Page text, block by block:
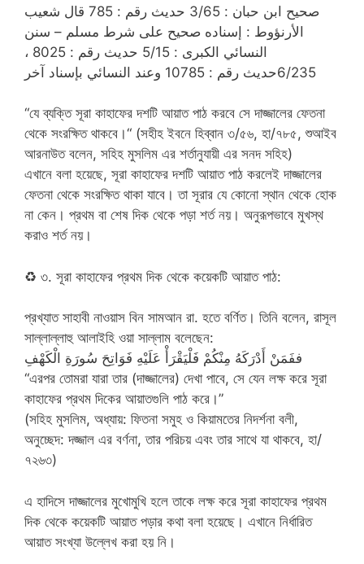
صحيح ابن حبان : 3/65 حديث رقم : 785 قال شعيب
الأرنؤوط : إسناده صحيح على شرط مسلم – سنن
النسائي الكبرى : 5/15 حديث رقم : 8025 ،
6/235حديث رقم : 10785 وعند النسائي بإسناد آخر
“যে ব্যক্তি সূরা কাহাফের দশটি আয়াত পাঠ করবে সে দাজ্জালের ফেতনা
থেকে সংরক্ষিত থাকবে।“ (সহীহ ইবনে হিব্বান ৩/৫৬, হা/৭৮৫, শুআইব
আরনাউত বলেন, সহিহ মুসলিম এর শর্তানুযায়ী এর সনদ সহিহ)
এখানে বলা হয়েছে, সূরা কাহাফের দশটি আয়াত পাঠ করলেই দাজ্জালের
ফেতনা থেকে সংরক্ষিত থাকা যাবে। তা সূরার যে কোনো স্থান থেকে হোক
না কেন। প্রথম বা শেষ দিক থেকে পড়া শর্ত নয়। অনুরূপভাবে মুখস্থ
করাও শর্ত নয়।
♻ ৩. সূরা কাহাফের প্রথম দিক থেকে কয়েকটি আয়াত পাঠ:
প্রখ্যাত সাহাবী নাওয়াস বিন সামআন রা. হতে বর্ণিত। তিনি বলেন, রাসূল
সাল্লাল্লাহু আলাইহি ওয়া সাল্লাম বলেছেন:
ففَمَنْ أَدْرَكَهُ مِنْكُمْ فَلْيَقْرَأْ عَلَيْهِ فَوَاتِحَ سُورَةِ الْكَهْفِ
“এরপর তোমরা যারা তার (দাজ্জালের) দেখা পাবে, সে যেন লক্ষ করে সূরা
কাহাফের প্রথম দিকের আয়াতগুলি পাঠ করে।”
(সহিহ মুসলিম, অধ্যায়: ফিতনা সমুহ ও কিয়ামতের নিদর্শনা বলী,
অনুচ্ছেদ: দজ্জাল এর বর্ণনা, তার পরিচয় এবং তার সাথে যা থাকবে, হা/
৭২৬৩)
এ হাদিসে দাজ্জালের মুখোমুখি হলে তাকে লক্ষ করে সূরা কাহাফের প্রথম
দিক থেকে কয়েকটি আয়াত পড়ার কথা বলা হয়েছে। এখানে নির্ধারিত
আয়াত সংখ্যা উল্লেখ করা হয় নি।